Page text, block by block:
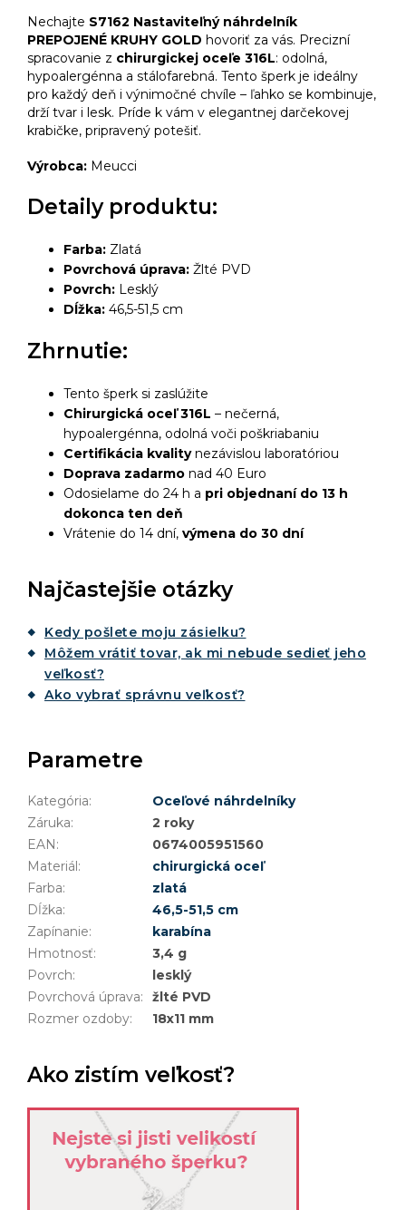
Nechajte S7162 Nastaviteľný náhrdelník
PREPOJENÉ KRUHY GOLD hovoriť za vás. Precizní
spracovanie z chirurgickej oceľe 316L: odolná,
hypoalergénna a stálofarebná. Tento šperk je ideálny
pro každý deň i výnimočné chvíle – ľahko se kombinuje,
drží tvar i lesk. Príde k vám v elegantnej darčekovej
krabičke, pripravený potešiť.
Výrobca: Meucci
Detaily produktu:
Farba: Zlatá
Povrchová úprava: Žlté PVD
Povrch: Lesklý
Dĺžka: 46,5-51,5 cm
Zhrnutie:
Tento šperk si zaslúžite
Chirurgická oceľ 316L – nečerná,
hypoalergénna, odolná voči poškriabaniu
Certifikácia kvalitynezávislou laboratóriou
Doprava zadarmo nad 40 Euro
Odosielame do 24 h a pri objednaní do 13 h
dokonca ten deň
Vrátenie do 14 dní, výmena do 30 dní
Najčastejšie otázky
Kedy pošlete moju zásielku?
Môžem vrátiť tovar, ak mi nebude sedieť jeho
veľkosť?
Ako vybrať správnu veľkosť?
Parametre
Kategória:
Oceľové náhrdelníky
Záruka:
2 roky
EAN:
0674005951560
Materiál:
chirurgická oceľ
Farba:
zlatá
Dĺžka:
46,5-51,5 cm
Zapínanie:
karabína
Hmotnosť:
3,4 g
Povrch:
lesklý
Povrchová úprava:
žlté PVD
Rozmer ozdoby: 18x11 mm
Ako zistím veľkosť?